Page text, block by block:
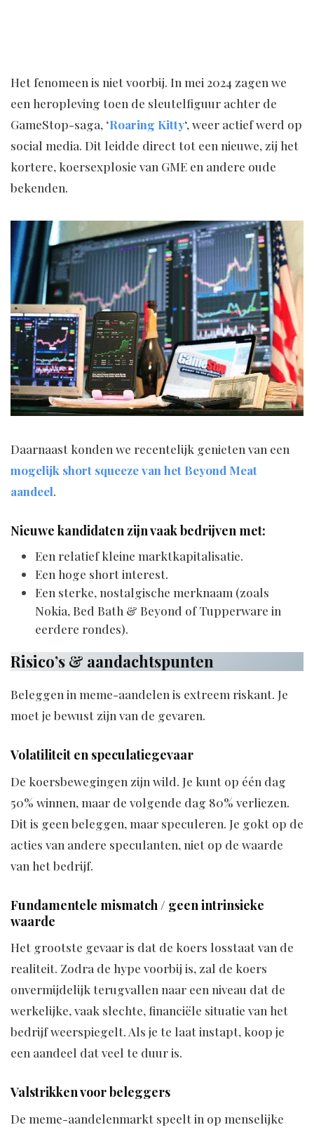
Het fenomeen is niet voorbij. In mei 2024 zagen we
een heropleving toen de sleutelfiguur achter de
GameStop-saga, ‘Roaring Kitty‘, weer actief werd op
social media. Dit leidde direct tot een nieuwe, zij het
kortere, koersexplosie van GME en andere oude
bekenden.
Daarnaast konden we recentelijk genieten van een
mogelijk short squeeze van het Beyond Meat
aandeel.
Nieuwe kandidaten zijn vaak bedrijven met:
Een relatief kleine marktkapitalisatie.
Een hoge short interest.
Een sterke, nostalgische merknaam (zoals
Nokia, Bed Bath & Beyond of Tupperware in
eerdere rondes).
Risico’s & aandachtspunten
Beleggen in meme-aandelen is extreem riskant. Je
moet je bewust zijn van de gevaren.
Volatiliteit en speculatiegevaar
De koersbewegingen zijn wild. Je kunt op één dag
50% winnen, maar de volgende dag 80% verliezen.
Dit is geen beleggen, maar speculeren. Je gokt op de
acties van andere speculanten, niet op de waarde
van het bedrijf.
Fundamentele mismatch / geen intrinsieke
waarde
Het grootste gevaar is dat de koers losstaat van de
realiteit. Zodra de hype voorbij is, zal de koers
onvermijdelijk terugvallen naar een niveau dat de
werkelijke, vaak slechte, financiële situatie van het
bedrijf weerspiegelt. Als je te laat instapt, koop je
een aandeel dat veel te duur is.
Valstrikken voor beleggers
De meme-aandelenmarkt speelt in op menselijke